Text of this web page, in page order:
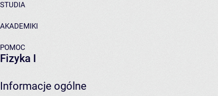
STUDIA
AKADEMIKI
POMOC
Fizyka I
Informacje ogólne